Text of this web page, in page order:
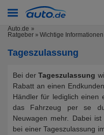
Auto.de
Ratgeber » Wichtige
Tageszulassung
Bei der Tageszulassung
Rabatt an einen
Händler für lediglich einen
das Fahrzeug per se
Neuwagen mehr. Dabei
bei einer Tageszulassung